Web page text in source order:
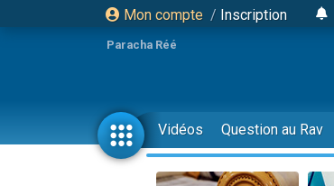
Mon compte / Inscription
Paracha Réé
Vidéos Question au Rav